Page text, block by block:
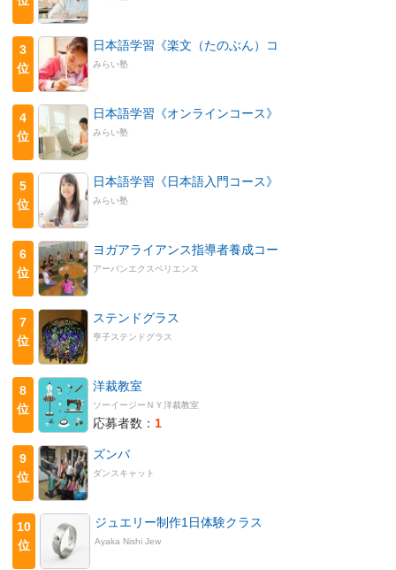
3
位
日本語学習《楽文（たのぶん）コ
みらい塾
4
位
日本語学習《オンラインコース》
みらい塾
5
位
日本語学習《日本語入門コース》
みらい塾
6
位
ヨガアライアンス指導者養成コー
アーバンエクスペリエンス
7
位
ステンドグラス
亨子ステンドグラス
8
位
洋裁教室
ソーイージーＮＹ洋裁教室
応募者数： 1
9
位
ズンバ
ダンスキャット
10
位
ジュエリー制作1日体験クラス
Ayaka Nishi Jew